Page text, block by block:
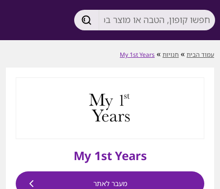
עמוד הבית » חנויות »
My 1st Years
My 1st Years
מעבר לאתר